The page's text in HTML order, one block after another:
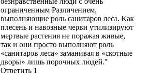
ограниченным Различением,
выполняющие роль санитаров леса. Как
плесень и навозные черви утилизируют
мертвые растения не поражая живые,
так и они просто выполняют роль
«санитаров леса» заманивая в «скотные
дворы» лишь порочных людей."
Ответить 1